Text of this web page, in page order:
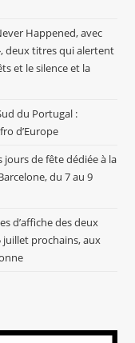
Happened, avec
deux titres qui alertent
et le silence et la
du Portugal :
d’Europe
de fête dédiée à la
du 7 au 9
d’affiche des deux
juillet prochains, aux